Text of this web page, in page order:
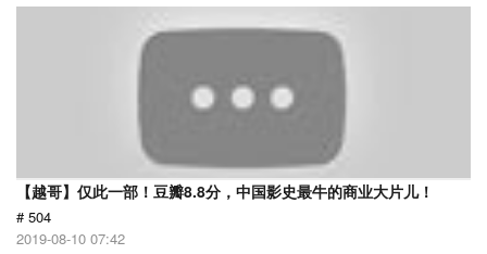
【越哥】仅此一部！豆瓣8.8分，中国影史最牛的商业大片儿！
# 504
2019-08-10 07:42